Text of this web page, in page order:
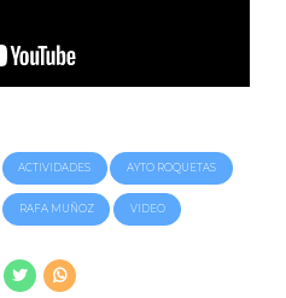
ACTIVIDADES AYTO ROQUETAS
RAFA MUÑOZ VIDEO